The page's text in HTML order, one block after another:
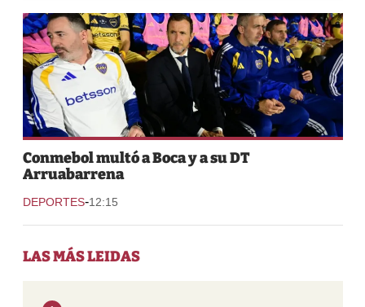
Conmebol multó a Boca y a su DT
Arruabarrena
DEPORTES-12:15
LAS MÁS LEIDAS